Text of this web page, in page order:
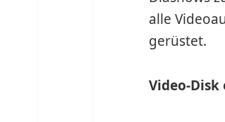
alle
gerüstet.
Video-